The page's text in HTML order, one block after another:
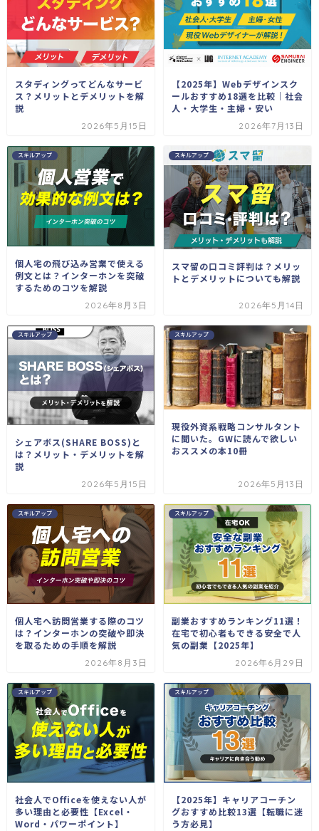
スタディングってどんなサービ
ス？メリットとデメリットを解
説
2026年5月15日
【2025年】Webデザインスク
ールおすすめ18選を比較｜社会
人・大学生・主婦・安い
2026年7月13日
スキルアップ
個人宅の飛び込み営業で使える
例文とは？インターホンを突破
するためのコツを解説
2026年8月3日
スキルアップ
スマ留の口コミ評判は？メリッ
トとデメリットについても解説
2026年5月14日
スキルアップ
シェアボス(SHARE BOSS)と
は？メリット・デメリットを解
説
2026年5月15日
スキルアップ
現役外資系戦略コンサルタント
に聞いた。GWに読んで欲しい
おススメの本10冊
2026年5月13日
スキルアップ
個人宅へ訪問営業する際のコツ
は？インターホンの突破や即決
を取るための手順を解説
2026年8月3日
スキルアップ
副業おすすめランキング11選！
在宅で初心者もできる安全で人
気の副業【2025年】
2026年6月29日
スキルアップ
社会人でOfficeを使えない人が
多い理由と必要性【Excel・
Word・パワーポイント】
スキルアップ
【2025年】キャリアコーチン
グおすすめ比較13選【転職に迷
う方必見】